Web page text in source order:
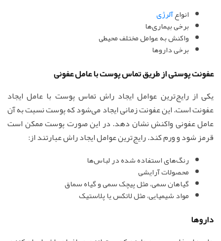
انواعآلرژی
برخی بیماری‌ها
واکنش به عوامل مختلف محیطی
برخی داروها
عفونت پوستی از طریق تماس پوست با عامل عفونی
یکی از رایج‌ترین عوامل ایجاد راش تماس پوست با عامل ایجاد
عفونت است. این عفونت زمانی ایجاد می‌شود که پوست نسبت به آن
عامل عفونی واکنش نشان دهد. در این صورت پوست ممکن است
قرمز شود و ورم کند. رایج‌ترین عوامل ایجاد راش عبارتند از:
رنگ‌های استفاده شده در لباس‌ها
محصولات آرایشی
گیاهان سمی، مثل پیچک سمی و گیاه سماق
مواد شیمیایی، مثل لاتکس یا پلاستیک
داروها